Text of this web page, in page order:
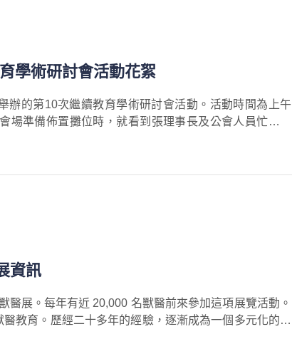
學術研討會活動花絮
辦的第10次繼續教育學術研討會活動。活動時間為上午
場準備佈置攤位時，就看到張理事長及公會人員忙進忙
常感謝北市獸醫師公會的幫忙與協助，提供那麼好的活
資訊
展。每年有近 20,000 名獸醫前來參加這項展覽活動。
教育。歷經二十多年的經驗，逐漸成為一個多元化的貿